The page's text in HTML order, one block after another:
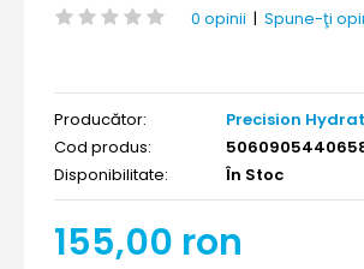
0 opinii | Spune-ţi
Producător:
Precision
Cod produs:
Disponibilitate:
În Stoc
155,00 ron